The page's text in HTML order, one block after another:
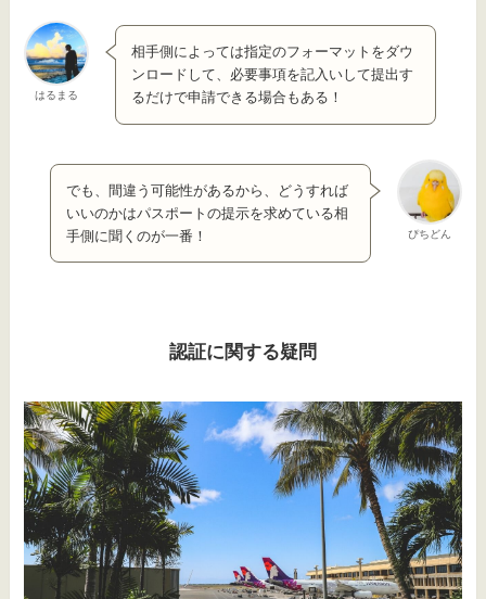
はるまる
相手側によっては指定のフォーマットをダウ
ンロードして、必要事項を記入いして提出す
るだけで申請できる場合もある！
ぴちどん
でも、間違う可能性があるから、どうすれば
いいのかはパスポートの提示を求めている相
手側に聞くのが一番！
認証に関する疑問